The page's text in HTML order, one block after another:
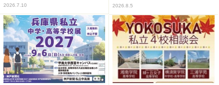
2026.7.10 2026.8.5